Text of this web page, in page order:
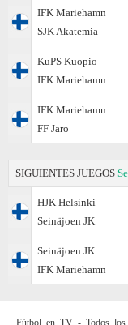
IFK Mariehamn
SJK Akatemia
KuPS Kuopio
IFK Mariehamn
IFK Mariehamn
FF Jaro
SIGUIENTES JUEGOS
HJK Helsinki
Seinäjoen JK
Seinäjoen JK
IFK Mariehamn
Fútbol en TV - Todos los